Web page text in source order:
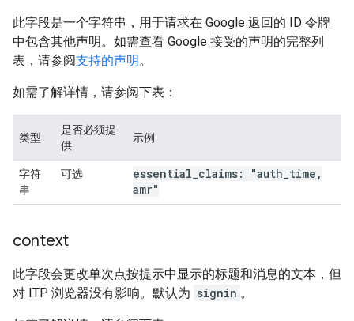
此字段是一个字符串，用于请求在 Google 返回的 ID 令牌
中包含其他声明。如需查看 Google 接受的声明的完整列
表，请参阅支持的声明。
如需了解详情，请参阅下表：
类型
是否必须提
供
示例
字符
串
可选 essential claims: "auth time ,
amr"
context
此字段会更改单次点按提示中显示的标题和消息的文本，但
对 ITP 浏览器没有影响。默认为 signin 。